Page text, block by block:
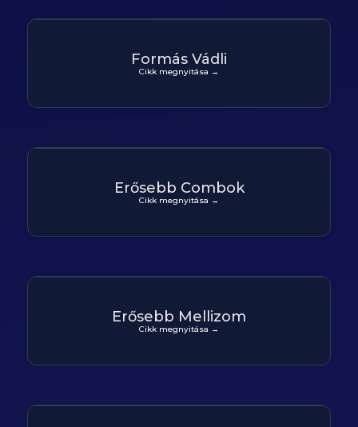
Formás Vádli
Cikk megnyitása →
Erősebb Combok
Cikk megnyitása →
Erősebb Mellizom
Cikk megnyitása →